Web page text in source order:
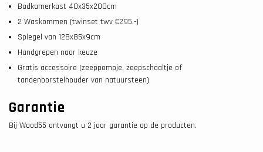
Badkamerkast 40x35x200cm
2 Waskommen (twinset twv €295.-)
Spiegel van 128x85x9cm
Handgrepen naar keuze
Gratis accessoire (zeeppompje, zeepschaaltje of
tandenborstelhouder van natuursteen)
Garantie
Bij Wood55 ontvangt u 2 jaar garantie op de producten.